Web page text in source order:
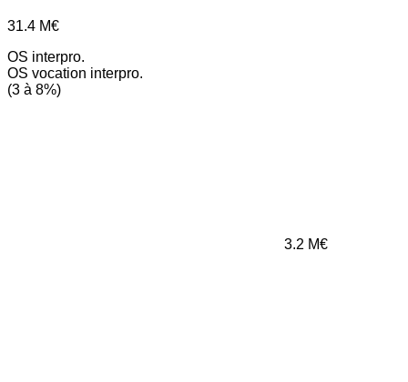
31.4 M€
OS interpro.
OS vocation interpro.
(3 à 8%)
3.2 M€